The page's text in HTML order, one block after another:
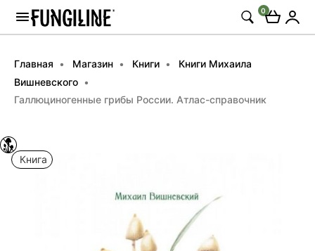
0
Главная Магазин Книги
Книги Михаила
Вишневского
Галлюциногенные грибы России. Атлас-справочник
Книга